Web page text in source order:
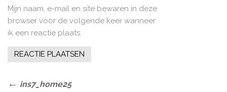
Mijn naam, e-mail en site bewaren in deze
browser voor de volgende keer wanneer
ik een reactie plaats.
Bericht
Previous
ins7_home25